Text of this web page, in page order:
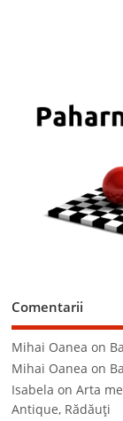
Comentarii
Mihai Oanea on
Mihai Oanea on
Isabela onArta
Antique, Rădăuţi